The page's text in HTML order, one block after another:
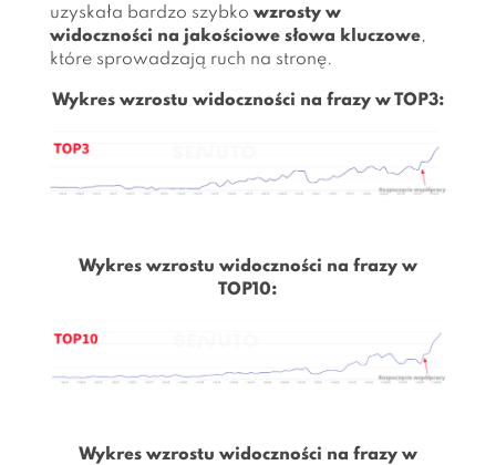
uzyskała bardzo szybko wzrosty w
widoczności na jakościowe słowa kluczowe,
które sprowadzają ruch na stronę.
Wykres wzrostu widoczności na frazy w TOP3:
Wykres wzrostu widoczności na frazy w
TOP10:
Wykres wzrostu widoczności na frazy w